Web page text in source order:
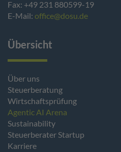
Fax: +49 231 880599-19
E-Mail: office@dosu.de
Übersicht
Über uns
Steuerberatung
Wirtschaftsprüfung
Agentic AI Arena
Sustainability
Steuerberater Startup
Karriere